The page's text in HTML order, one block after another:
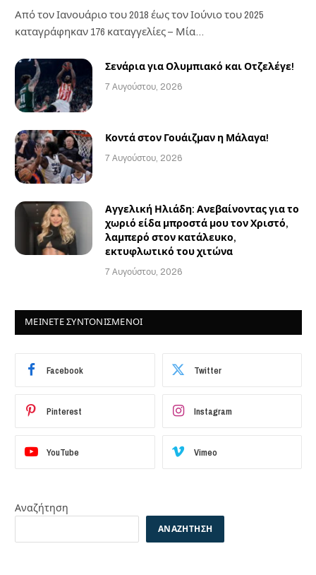
Από τον Ιανουάριο του 2018 έως τον Ιούνιο του 2025
καταγράφηκαν 176 καταγγελίες – Μία…
Σενάρια για Ολυμπιακό και Οτζελέγε!
7 Αυγούστου, 2026
Κοντά στον Γουάιζμαν η Μάλαγα!
7 Αυγούστου, 2026
Αγγελική Ηλιάδη: Ανεβαίνοντας για το
χωριό είδα μπροστά μου τον Χριστό,
λαμπερό στον κατάλευκο,
εκτυφλωτικό του χιτώνα
7 Αυγούστου, 2026
ΜΕΙΝΕΤΕ ΣΥΝΤΟΝΙΣΜΕΝΟΙ
Facebook Twitter
Pinterest Instagram
YouTube Vimeo
Αναζήτηση
ΑΝΑΖΉΤΗΣΗ